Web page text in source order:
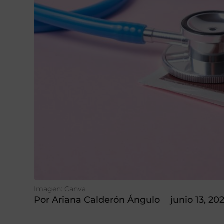
Imagen: Canva
Por Ariana Calderón Ángulo junio 13,